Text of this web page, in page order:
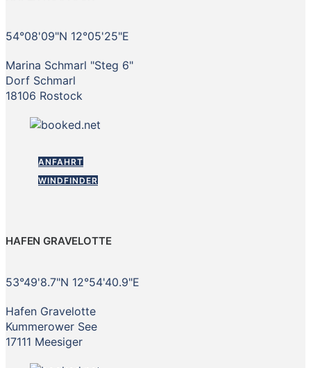
54°08'09"N 12°05'25"E
Marina Schmarl "Steg 6"
Dorf Schmarl
18106 Rostock
ANFAHRT
WINDFINDER
HAFEN GRAVELOTTE
53°49'8.7"N 12°54'40.9"E
Hafen Gravelotte
Kummerower See
17111 Meesiger